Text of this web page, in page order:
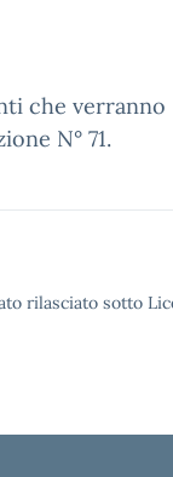
che verranno
N° 71.
rilasciato sotto